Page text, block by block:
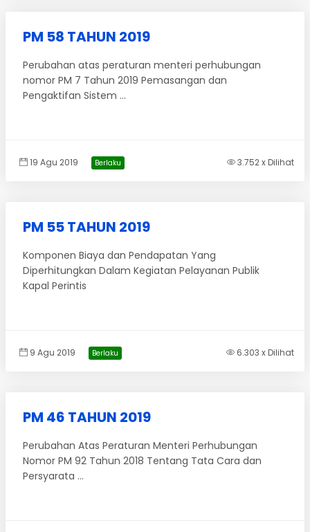
PM 58 TAHUN 2019
Perubahan atas peraturan menteri perhubungan
nomor PM 7 Tahun 2019 Pemasangan dan
Pengaktifan Sistem ...
19 Agu 2019 Berlaku 3.752 x Dilihat
PM 55 TAHUN 2019
Komponen Biaya dan Pendapatan Yang
Diperhitungkan Dalam Kegiatan Pelayanan Publik
Kapal Perintis
9 Agu 2019 Berlaku 6.303 x Dilihat
PM 46 TAHUN 2019
Perubahan Atas Peraturan Menteri Perhubungan
Nomor PM 92 Tahun 2018 Tentang Tata Cara dan
Persyarata ...